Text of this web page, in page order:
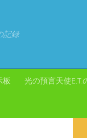
記録
板 光の預言天使E.T.